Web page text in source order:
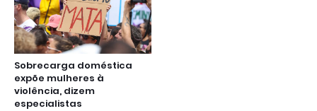
Sobrecarga doméstica
expõe mulheres à
violência, dizem
especialistas